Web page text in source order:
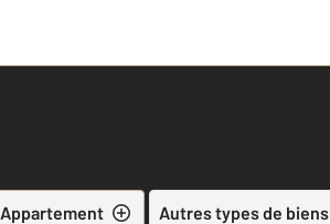
Appartement Autres types de biens